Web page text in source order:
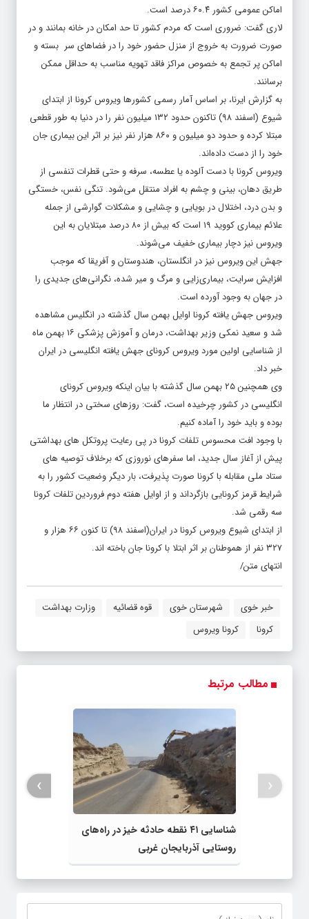
لاری گفت: ضروری است که مردم کشور تا حد امکان در خانه بمانند و در
صورت ضرورت به خروج از منزل حضور خود را در فضاهای سر بسته و
اماکن پر تجمع به خصوص مراکز فاقد تهویه مناسب به حداقل ممکن
برسانند.
به گزارش ایرنا، بر اساس آمار رسمی کشورها ویروس کرونا از ابتدای
شیوع (اسفند ۹۸) تاکنون حدود ۱۳۲ میلیون نفر را در دنیا به طور قطعی
مبتلا کرده و حدود دو میلیون و ۸۶۰ هزار نفر نیز بر اثر این بیماری جان
خود را از دست داده‌اند.
ویروس کرونا با دست آلوده یا عطسه، سرفه و حتی قطرات تنفسی از
طریق دهان، بینی و چشم به افراد منتقل می‌شود. تنگی نفس، خستگی
و بدن درد، اختلال در بویایی و چشایی و مشکلات گوارشی از جمله
علائم بیماری کووید ۱۹ است که بیش از ۸۰ درصد مبتلایان به این
ویروس نیز دچار بیماری خفیف می‌شوند.
جهش این ویروس نیز در انگلستان، هندوستان و آفریقا که موجب
افزایش سرایت، بیماری‌زایی و مرگ و میر شده، نگرانی‌های جدیدی را
در جهان به وجود آورده است.
ویروس جهش یافته کرونا اوایل بهمن سال گذشته در انگلیس مشاهده
شد و سعید نمکی وزیر بهداشت، درمان و آموزش پزشکی ۱۶ بهمن ماه
از شناسایی اولین مورد ویروس کرونای جهش یافته انگلیسی در ایران
خبر داد.
انگلیسی در کشور چرخیده است، گفت: ‌روزهای سختی در انتظار ما
بوده و باید خود را آماده کنیم.
با وجود افت محسوس تلفات کرونا در پی رعایت پروتکل های بهداشتی
پیش از آغاز سال جدید، اما سفرهای نوروزی که برخلاف توصیه های
ستاد ملی مقابله با کرونا صورت پذیرفت، بار دیگر وضعیت کشور را به
شرایط قرمز کرونایی بازگرداند و از اوایل هفته دوم فروردین تلفات کرونا
سه رقمی شد.
۳۲۷ نفر از هموطنان بر اثر ابتلا با کرونا جان باخته اند.
انتهای متن/
خبر خوی شهرستان خوی قوه قضائیه
وزارت بهداشت
کرونا
کرونا ویروس
مطالب مرتبط
شناسایی ۴۱ نقطه حادثه خیز در راه‌های
روستایی آذربایجان غربی
‹
›